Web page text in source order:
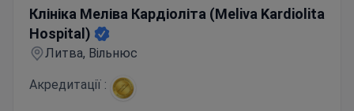
Клініка Меліва Кардіоліта (Meliva Kardiolita
Hospital)
Литва, Вільнюс
Акредитації :